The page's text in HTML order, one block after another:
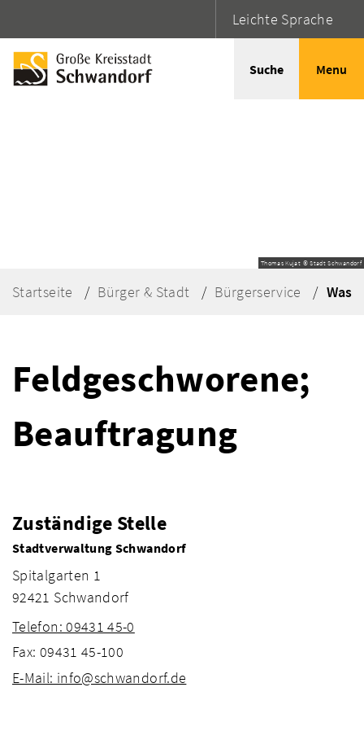
Leichte Sprache
Suche Menu
Thomas Kujat © Stadt Schwandorf
Startseite Bürger & Stadt Bürgerservice Was
Feldgeschworene;
Beauftragung
Zuständige Stelle
Stadtverwaltung Schwandorf
Spitalgarten 1
92421 Schwandorf
Telefon: 09431 45-0
Fax: 09431 45-100
E-Mail: info@schwandorf.de